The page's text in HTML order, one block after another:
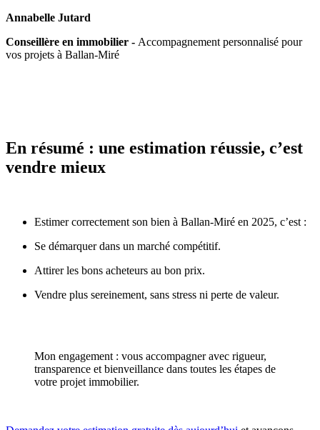
Annabelle Jutard
Conseillère en immobilier - Accompagnement personnalisé pour
vos projets à Ballan-Miré
En résumé : une estimation réussie, c’est
vendre mieux
Estimer correctement son bien à Ballan-Miré en 2025, c’est :
Se démarquer dans un marché compétitif.
Attirer les bons acheteurs au bon prix.
Vendre plus sereinement, sans stress ni perte de valeur.
Mon engagement : vous accompagner avec rigueur,
transparence et bienveillance dans toutes les étapes de
votre projet immobilier.